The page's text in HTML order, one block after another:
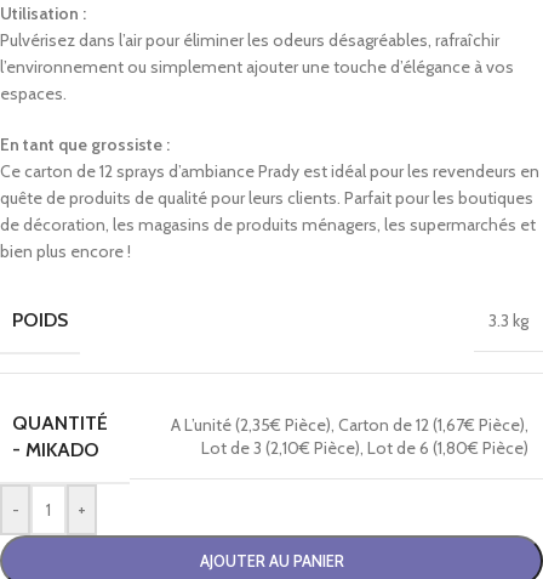
Utilisation :
Pulvérisez dans l’air pour éliminer les odeurs désagréables, rafraîchir
l’environnement ou simplement ajouter une touche d’élégance à vos
espaces.
En tant que grossiste :
Ce carton de 12 sprays d’ambiance Prady est idéal pour les revendeurs en
quête de produits de qualité pour leurs clients. Parfait pour les boutiques
de décoration, les magasins de produits ménagers, les supermarchés et
bien plus encore !
POIDS 3.3 kg
QUANTITÉ
- MIKADO
A L’unité (2,35€ Pièce), Carton de 12 (1,67€ Pièce),
Lot de 3 (2,10€ Pièce), Lot de 6 (1,80€ Pièce)
- +
AJOUTER AU PANIER